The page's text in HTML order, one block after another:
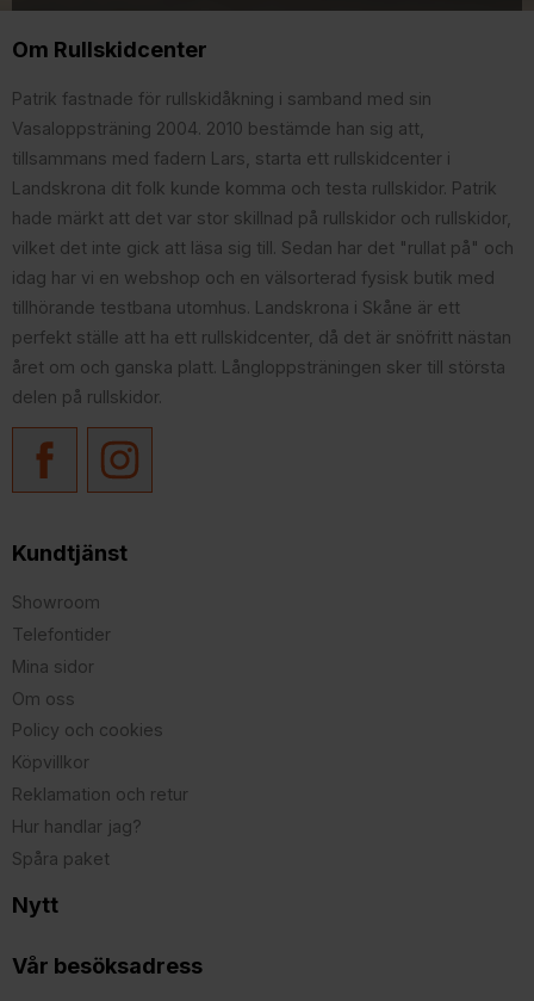
Om Rullskidcenter
Patrik fastnade för rullskidåkning i samband med sin
Vasaloppsträning 2004. 2010 bestämde han sig att,
tillsammans med fadern Lars, starta ett rullskidcenter i
Landskrona dit folk kunde komma och testa rullskidor. Patrik
hade märkt att det var stor skillnad på rullskidor och rullskidor,
vilket det inte gick att läsa sig till. Sedan har det "rullat på" och
idag har vi en webshop och en välsorterad fysisk butik med
tillhörande testbana utomhus. Landskrona i Skåne är ett
perfekt ställe att ha ett rullskidcenter, då det är snöfritt nästan
året om och ganska platt. Långloppsträningen sker till största
delen på rullskidor.
Kundtjänst
Showroom
Telefontider
Mina sidor
Om oss
Policy och cookies
Köpvillkor
Reklamation och retur
Hur handlar jag?
Spåra paket
Nytt
Vår besöksadress